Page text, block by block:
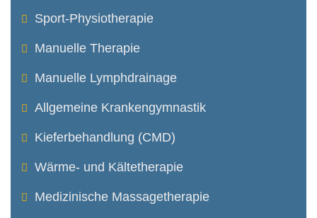
Sport-Physiotherapie
Manuelle Therapie
Manuelle Lymphdrainage
Allgemeine Krankengymnastik
Kieferbehandlung (CMD)
Wärme- und Kältetherapie
Medizinische Massagetherapie